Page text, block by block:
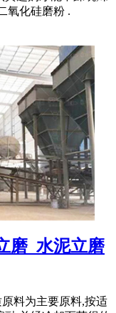
氧化硅磨粉 .
磨_水泥立磨
料为主要原料,按适